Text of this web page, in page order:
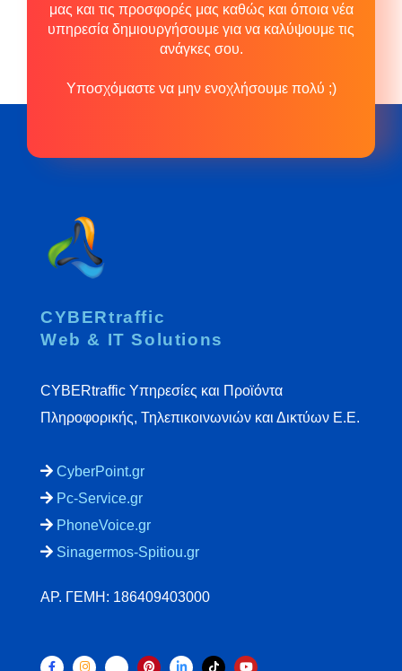
μας και τις προσφορές μας καθώς και όποια νέα
υπηρεσία δημιουργήσουμε για να καλύψουμε τις
ανάγκες σου.
Υποσχόμαστε να μην ενοχλήσουμε πολύ ;)
CYBERtraffic
Web & IT Solutions
CYBERtraffic Υπηρεσίες και Προϊόντα
Πληροφορικής, Τηλεπικοινωνιών και Δικτύων Ε.Ε.
CyberPoint.gr
Pc-Service.gr
PhoneVoice.gr
Sinagermos-Spitiou.gr
ΑΡ. ΓΕΜΗ: 186409403000